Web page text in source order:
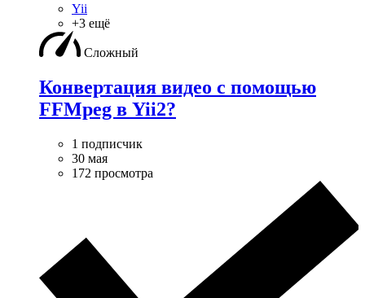
Yii
+3 ещё
Сложный
Конвертация видео с помощью
FFMpeg в Yii2?
1 подписчик
30 мая
172 просмотра